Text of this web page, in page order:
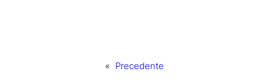
« Precedente